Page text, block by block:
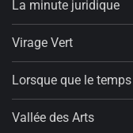
La minute juridique
Virage Vert
Lorsque que le
Vallée des Arts